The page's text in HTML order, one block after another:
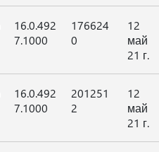
16.0.492
7.1000
176624
0
12
май
21 г.
16.0.492
7.1000
201251
2
12
май
21 г.